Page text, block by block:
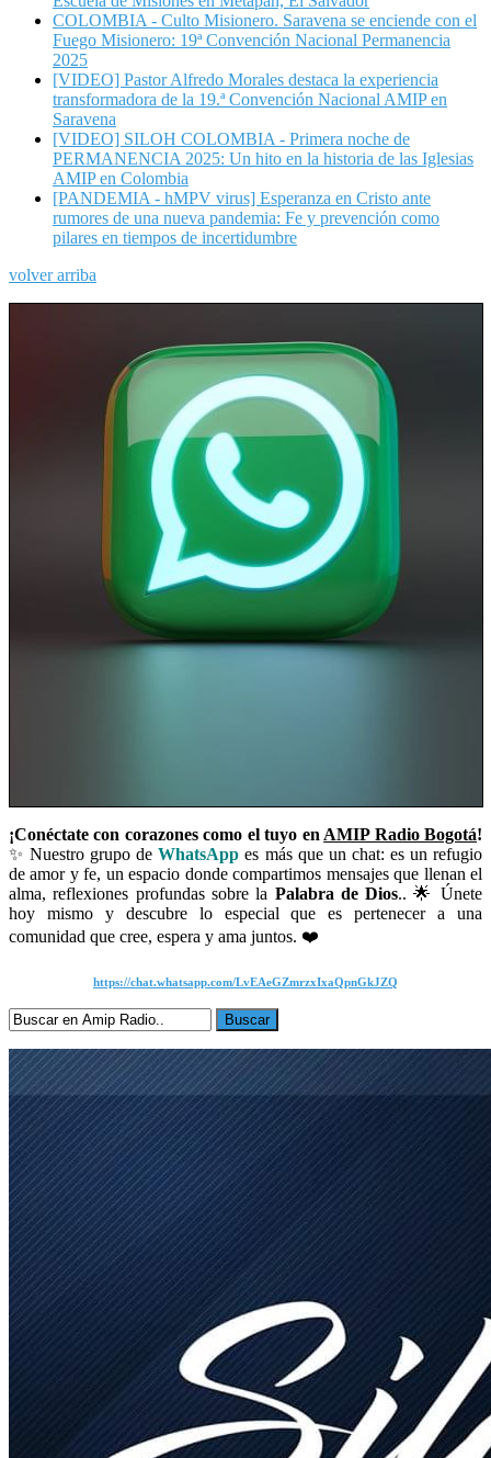
COLOMBIA - Culto Misionero. Saravena se enciende con el
Fuego Misionero: 19ª Convención Nacional Permanencia
2025
[VIDEO] Pastor Alfredo Morales destaca la experiencia
transformadora de la 19.ª Convención Nacional AMIP en
Saravena
[VIDEO] SILOH COLOMBIA - Primera noche de
PERMANENCIA 2025: Un hito en la historia de las Iglesias
AMIP en Colombia
[PANDEMIA - hMPV virus] Esperanza en Cristo ante
rumores de una nueva pandemia: Fe y prevención como
pilares en tiempos de incertidumbre
volver arriba
¡Conéctate con corazones como el tuyo enAMIP Radio Bogotá!
✨ Nuestro grupo deWhatsApp es más que un chat: es un refugio
de amor y fe, un espacio donde compartimos mensajes que llenan el
alma, reflexiones profundas sobre la Palabra de Dios.. 🌟 Únete
hoy mismo y descubre lo especial que es pertenecer a una
comunidad que cree, espera y ama juntos. ❤️
https://chat.whatsapp.com/LvEAeGZmrzxIxaQpnGkJZQ